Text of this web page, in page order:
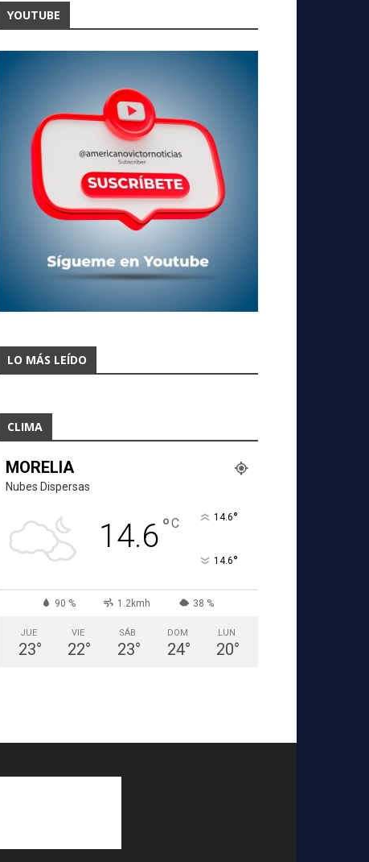
YOUTUBE
LO MÁS LEÍDO
CLIMA
MORELIA
Nubes Dispersas
14.6°C 14.6°
14.6°
90 % 1.2kmh 38 %
JUE
23°
VIE
22°
SÁB
23°
DOM
24°
LUN
20°